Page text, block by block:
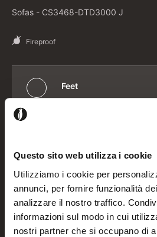
Questo sito web utilizza i cookie
Utilizziamo i cookie per
annunci, per fornire funzionalità
analizzare il nostro traffico.
informazioni sul modo in cui
nostri partner che si occupano di
Sofas - CS3468-DTD3000 J
Fireproof
Feet
Please login to add this product to
Register /